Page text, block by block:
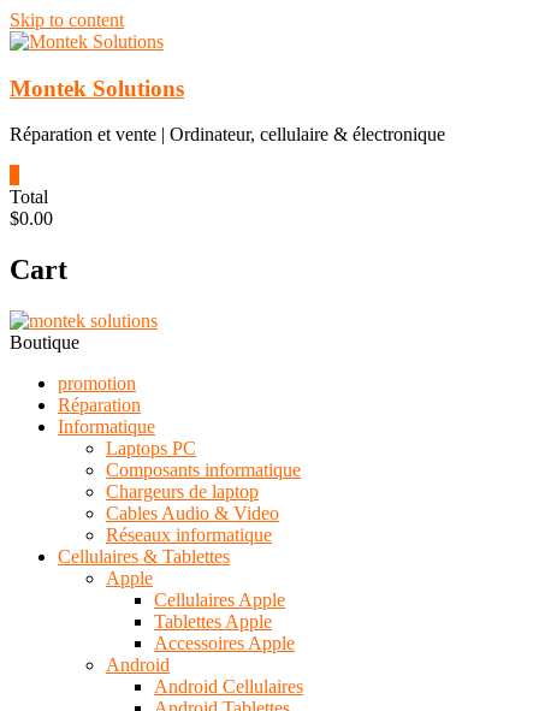
Skip to content
Montek Solutions
Réparation et vente | Ordinateur, cellulaire & électronique
Total
$0.00
Cart
Boutique
promotion
Réparation
Informatique
Laptops PC
Composants informatique
Chargeurs de laptop
Cables Audio & Video
Réseaux informatique
Cellulaires & Tablettes
Apple
Cellulaires Apple
Tablettes Apple
Accessoires Apple
Android
Android Cellulaires